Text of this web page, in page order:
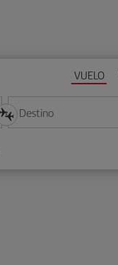
VUELO
Destino